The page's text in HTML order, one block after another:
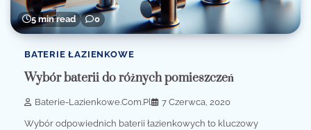
5 min read 0
BATERIE ŁAZIENKOWE
Wybór baterii do różnych pomieszczeń
Baterie-Lazienkowe.com.pl 7 Czerwca, 2020
Wybór odpowiednich baterii łazienkowych to kluczowy